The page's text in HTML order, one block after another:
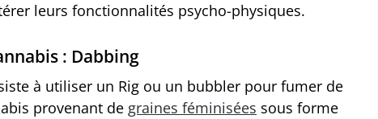
leurs fonctionnalités psycho-physiques.
: Dabbing
à utiliser un Rig ou un bubbler pour fumer de
provenant de graines féminisées sous forme